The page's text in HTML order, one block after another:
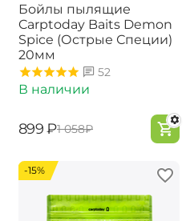
Бойлы пылящие
Carptoday Baits Demon
Spice (Острые Специи)
20мм
52
В наличии
‍899‍ ₽‍1 058‍₽
-15%